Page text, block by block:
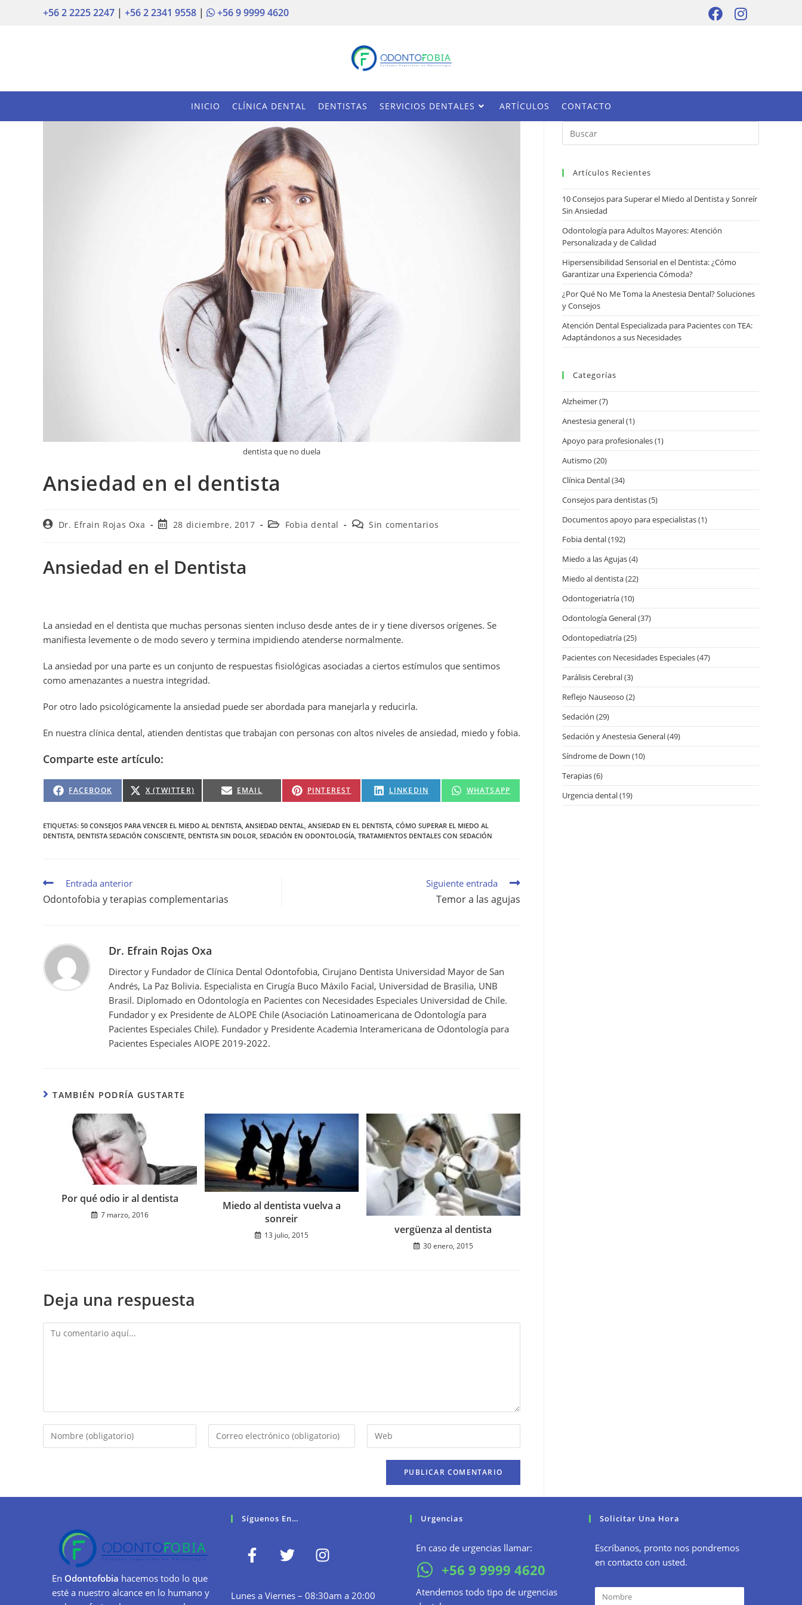
+56 2 2225 2247 | +56 2 2341 9558 | +56 9 9999 4620
INICIO CLÍNICA DENTAL DENTISTAS SERVICIOS DENTALES ARTÍCULOS CONTACTO
dentista que no duela
Ansiedad en el dentista
Dr. Efrain Rojas Oxa 28 diciembre, 2017 Fobia dental Sin comentarios
Ansiedad en el Dentista
La ansiedad en el dentista que muchas personas sienten incluso desde antes de ir y tiene diversos orígenes. Se
manifiesta levemente o de modo severo y termina impidiendo atenderse normalmente.
La ansiedad por una parte es un conjunto de respuestas fisiológicas asociadas a ciertos estímulos que sentimos
como amenazantes a nuestra integridad.
Por otro lado psicológicamente la ansiedad puede ser abordada para manejarla y reducirla.
En nuestra clínica dental, atienden dentistas que trabajan con personas con altos niveles de ansiedad, miedo y fobia.
Comparte este artículo:
FACEBOOK X (TWITTER) EMAIL PINTEREST LINKEDIN WHATSAPP
ETIQUETAS: 50 CONSEJOS PARA VENCER EL MIEDO AL DENTISTA, ANSIEDAD DENTAL, ANSIEDAD EN EL DENTISTA, CÓMO SUPERAR EL MIEDO AL
DENTISTA, DENTISTA SEDACIÓN CONSCIENTE, DENTISTA SIN DOLOR, SEDACIÓN EN ODONTOLOGÍA, TRATAMIENTOS DENTALES CON SEDACIÓN
Entrada anterior
Odontofobia y terapias complementarias
Siguiente entrada
Temor a las agujas
Dr. Efrain Rojas Oxa
Director y Fundador de Clínica Dental Odontofobia, Cirujano Dentista Universidad Mayor de San
Andrés, La Paz Bolivia. Especialista en Cirugía Buco Máxilo Facial, Universidad de Brasilia, UNB
Brasil. Diplomado en Odontología en Pacientes con Necesidades Especiales Universidad de Chile.
Fundador y ex Presidente de ALOPE Chile (Asociación Latinoamericana de Odontología para
Pacientes Especiales Chile). Fundador y Presidente Academia Interamericana de Odontología para
Pacientes Especiales AIOPE 2019-2022.
TAMBIÉN PODRÍA GUSTARTE
Por qué odio ir al dentista
7 marzo, 2016
Miedo al dentista vuelva a
sonreir
13 julio, 2015 vergüenza al dentista
30 enero, 2015
Deja una respuesta
Artículos Recientes
10 Consejos para Superar el Miedo al Dentista y Sonreír
Sin Ansiedad
Odontología para Adultos Mayores: Atención
Personalizada y de Calidad
Hipersensibilidad Sensorial en el Dentista: ¿Cómo
Garantizar una Experiencia Cómoda?
¿Por Qué No Me Toma la Anestesia Dental? Soluciones
y Consejos
Atención Dental Especializada para Pacientes con TEA:
Adaptándonos a sus Necesidades
Categorías
Alzheimer(7)
Anestesia general(1)
Apoyo para profesionales(1)
Autismo (20)
Clínica Dental(34)
Consejos para dentistas(5)
Documentos apoyo para especialistas(1)
Fobia dental(192)
Miedo a las Agujas(4)
Miedo al dentista(22)
Odontogeriatría(10)
Odontología General(37)
Odontopediatría(25)
Pacientes con Necesidades Especiales(47)
Parálisis Cerebral(3)
Reflejo Nauseoso (2)
Sedación (29)
Sedación y Anestesia General(49)
Síndrome de Down (10)
Terapias(6)
Urgencia dental(19)
En Odontofobia hacemos todo lo que
esté a nuestro alcance en lo humano y
Síguenos En…
Lunes a Viernes – 08:30am a 20:00
Urgencias
En caso de urgencias llamar:
+56 9 9999 4620
Atendemos todo tipo de urgencias
Solicitar Una Hora
Escríbanos, pronto nos pondremos
en contacto con usted.